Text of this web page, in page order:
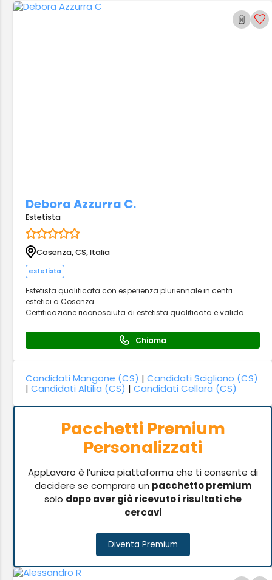
Debora Azzurra C.
Estetista
Cosenza, CS, Italia
estetista
Estetista qualificata con esperienza pluriennale in centri
estetici a Cosenza.
Certificazione riconosciuta di estetista qualificata e valida.
Chiama
Candidati Mangone (CS) |Candidati Scigliano (CS)
|Candidati Altilia (CS) |Candidati Cellara (CS)
Pacchetti Premium
Personalizzati
AppLavoro è l’unica piattaforma che ti consente di
decidere se comprare un pacchetto premium
solo dopo aver già ricevuto i risultati che
cercavi
Diventa Premium